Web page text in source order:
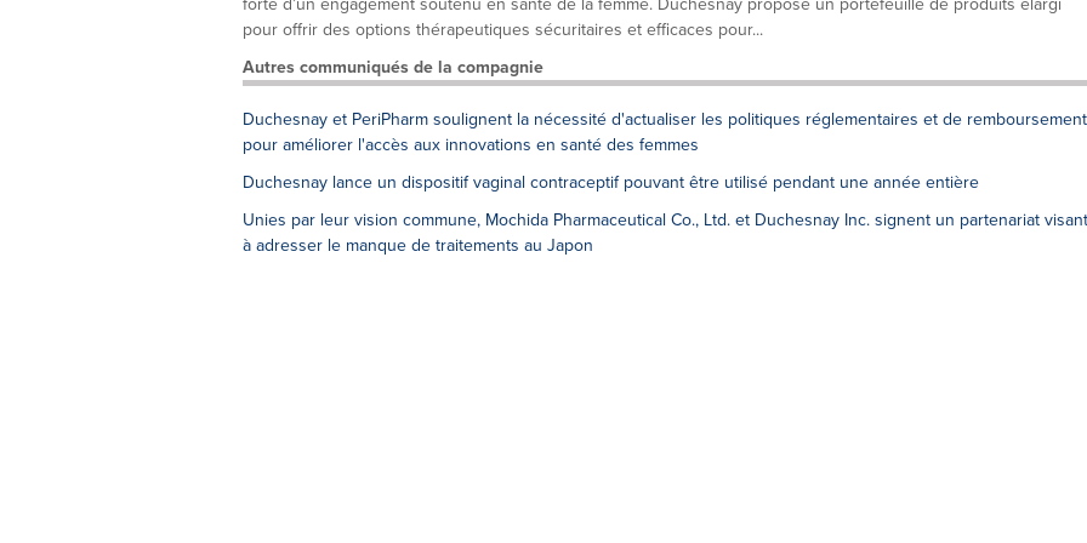
pour offrir des options thérapeutiques sécuritaires et efficaces pour...
Autres communiqués de la compagnie
Duchesnay et PeriPharm soulignent la nécessité d'actualiser les politiques réglementaires et de remboursement
pour améliorer l'accès aux innovations en santé des femmes
Duchesnay lance un dispositif vaginal contraceptif pouvant être utilisé pendant une année entière
Unies par leur vision commune, Mochida Pharmaceutical Co., Ltd. et Duchesnay Inc. signent un partenariat visant
à adresser le manque de traitements au Japon